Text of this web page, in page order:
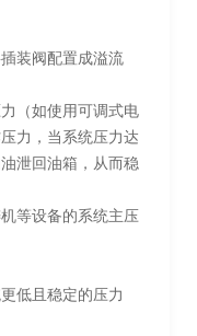
装阀配置成溢流
（如使用可调式电
力，当系统压力达
泄回油箱，从而稳
等设备的系统主压
低且稳定的压力